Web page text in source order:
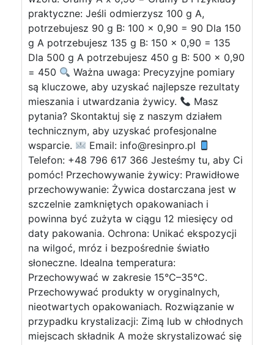
praktyczne: Jeśli odmierzysz 100 g A,
potrzebujesz 90 g B: 100 x 0,90 = 90 Dla 150
g A potrzebujesz 135 g B: 150 x 0,90 = 135
Dla 500 g A potrzebujesz 450 g B: 500 x 0,90
= 450
Ważna uwaga: Precyzyjne pomiary
są kluczowe, aby uzyskać najlepsze rezultaty
mieszania i utwardzania żywicy.
Masz
pytania? Skontaktuj się z naszym działem
technicznym, aby uzyskać profesjonalne
wsparcie.
Email: info@resinpro.pl
Telefon: +48 796 617 366 Jesteśmy tu, aby Ci
pomóc! Przechowywanie żywicy: Prawidłowe
przechowywanie: Żywica dostarczana jest w
szczelnie zamkniętych opakowaniach i
powinna być zużyta w ciągu 12 miesięcy od
daty pakowania. Ochrona: Unikać ekspozycji
na wilgoć, mróz i bezpośrednie światło
słoneczne. Idealna temperatura:
Przechowywać w zakresie 15°C–35°C.
Przechowywać produkty w oryginalnych,
nieotwartych opakowaniach. Rozwiązanie w
przypadku krystalizacji: Zimą lub w chłodnych
miejscach składnik A może skrystalizować się